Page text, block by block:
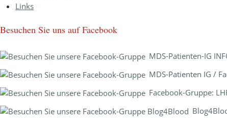
Links
Besuchen Sie uns auf Facebook
MDS-Patienten-IG
MDS-Patienten IG /
Facebook-Gruppe: